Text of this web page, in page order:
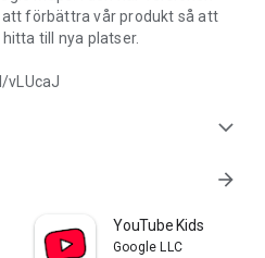
förbättra vår produkt så att
till nya platser.
vLUcaJ
expand_more
arrow_forward
YouTube Kids
Google LLC